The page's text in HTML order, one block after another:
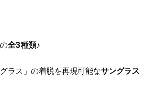
の全3種類♪
ラス」の着脱を再現可能なサングラス